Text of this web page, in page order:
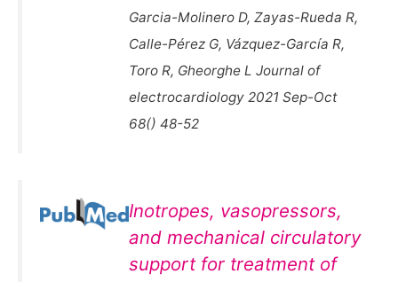
Garcia-Molinero D, Zayas-Rueda R,
Calle-Pérez G, Vázquez-García R,
Toro R, Gheorghe L Journal of
electrocardiology 2021 Sep-Oct
68() 48-52
Inotropes, vasopressors,
and mechanical circulatory
support for treatment of